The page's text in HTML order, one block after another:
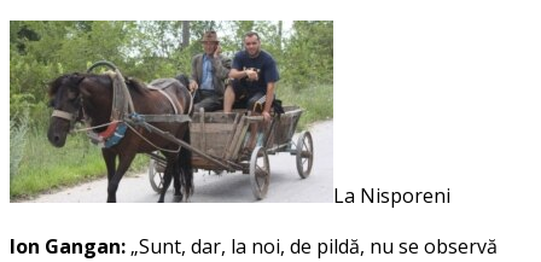
La Nisporeni
Ion Gangan: „Sunt, dar, la noi, de pildă, nu se observă